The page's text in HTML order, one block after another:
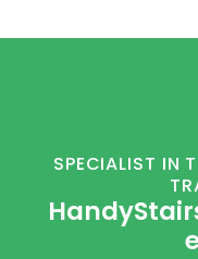
SPECIALIST IN